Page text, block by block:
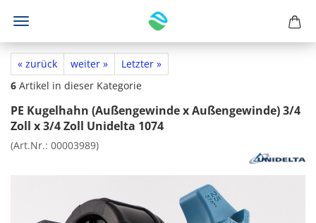
« zurück weiter »
Letzter »
6 Artikel in dieser Kategorie
PE Kugelhahn (Außengewinde x Außengewinde) 3/4
Zoll x 3/4 Zoll Unidelta 1074
(Art.Nr.: 00003989)